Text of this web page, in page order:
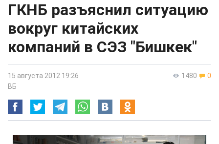
ГКНБ разъяснил ситуацию
вокруг китайских
компаний в СЭЗ "Бишкек"
1480 0
15 августа 2012 19:26
ВБ